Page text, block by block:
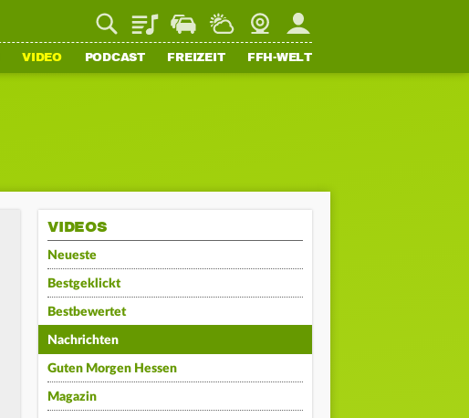
PlaylistStaupilotWetterWebcamMein FFH
VIDEO PODCAST FREIZEIT FFH-WELT
VIDEOS
Neueste
Bestgeklickt
Bestbewertet
Nachrichten
Guten Morgen Hessen
Magazin